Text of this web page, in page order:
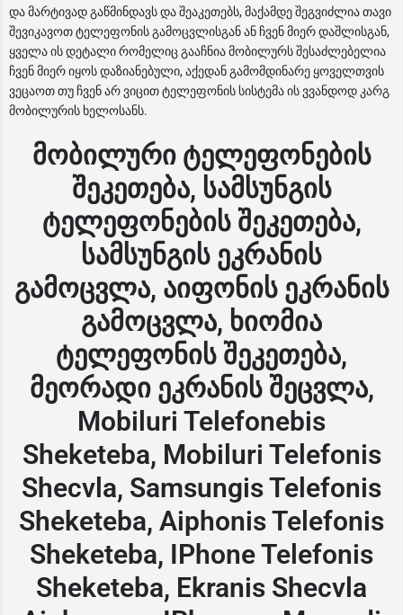
და მარტივად გაწმინდავს და შეაკეთებს, მაქამდე შეგვიძლია თავი
შევიკავოთ ტელეფონის გამოცვლისგან ან ჩვენ მიერ დაშლისგან,
ყველა ის დეტალი რომელიც გააჩნია მობილურს შესაძლებელია
ჩვენ მიერ იყოს დაზიანებული, აქედან გამომდინარე ყოველთვის
ვეცაოთ თუ ჩვენ არ ვიცით ტელეფონის სისტემა ის ვვანდოდ კარგ
მობილურის ხელოსანს.
მობილური ტელეფონების
შეკეთება, სამსუნგის
ტელეფონების შეკეთება,
სამსუნგის ეკრანის
გამოცვლა, აიფონის ეკრანის
გამოცვლა, ხიომია
ტელეფონის შეკეთება,
მეორადი ეკრანის შეცვლა,
Mobiluri Telefonebis
Sheketeba, Mobiluri Telefonis
Shecvla, Samsungis Telefonis
Sheketeba, Aiphonis Telefonis
Sheketeba, IPhone Telefonis
Sheketeba, Ekranis Shecvla